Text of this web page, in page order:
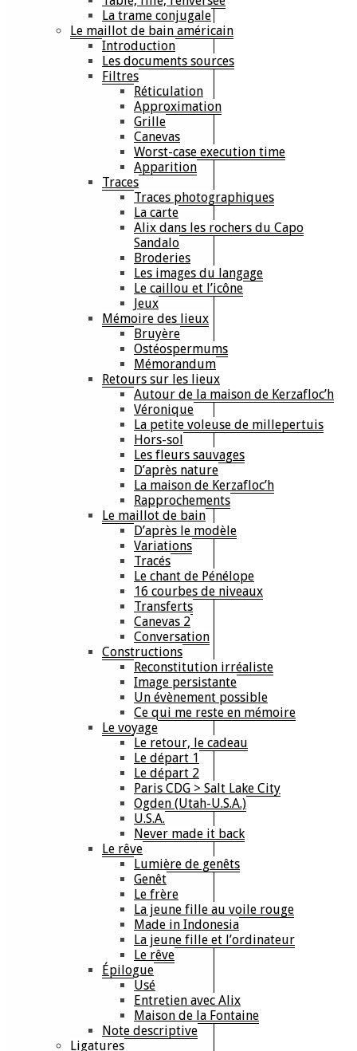
La trame conjugale
Le maillot de bain américain
Introduction
Les documents sources
Filtres
Réticulation
Approximation
Grille
Canevas
Worst-case execution time
Apparition
Traces
Traces photographiques
La carte
Alix dans les rochers du Capo
Sandalo
Broderies
Les images du langage
Le caillou et l’icône
Jeux
Mémoire des lieux
Bruyère
Ostéospermums
Mémorandum
Retours sur les lieux
Autour de la maison de Kerzafloc’h
Véronique
La petite voleuse de millepertuis
Hors-sol
Les fleurs sauvages
D’après nature
La maison de Kerzafloc’h
Rapprochements
Le maillot de bain
D’après le modèle
Variations
Tracés
Le chant de Pénélope
16 courbes de niveaux
Transferts
Canevas 2
Conversation
Constructions
Reconstitution irréaliste
Image persistante
Un évènement possible
Ce qui me reste en mémoire
Le voyage
Le retour, le cadeau
Le départ 1
Le départ 2
Paris CDG > Salt Lake City
Ogden (Utah-U.S.A.)
U.S.A.
Never made it back
Le rêve
Lumière de genêts
Genêt
Le frère
La jeune fille au voile rouge
Made in Indonesia
La jeune fille et l’ordinateur
Le rêve
Épilogue
Usé
Entretien avec Alix
Maison de la Fontaine
Note descriptive
Ligatures